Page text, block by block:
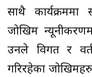
साथै कार्यक्रममा
जोखिम
उनले विगत र
गरिरहेका